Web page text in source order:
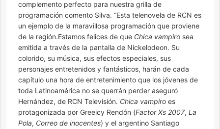
complemento perfecto para nuestra grilla de
programación comento Silva. “Esta telenovela de RCN es
un ejemplo de la maravillosa programación que proviene
de la región.Estamos felices de que Chica vampiro sea
emitida a través de la pantalla de Nickelodeon. Su
colorido, su música, sus efectos especiales, sus
personajes entretenidos y fantásticos, harán de cada
capítulo una hora de entretenimiento que los jóvenes de
toda Latinoamérica no se querrán perder aseguró
Hernández, de RCN Televisión. Chica vampiro es
protagonizada por Greeicy Rendón (Factor Xs 2007, La
Pola, Correo de inocentes) y el argentino Santiago